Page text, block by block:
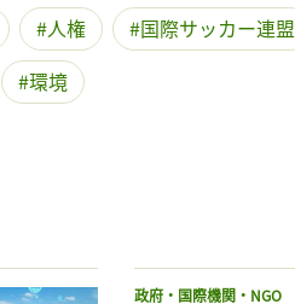
人権 国際サッカー連盟
環境
政府・国際機関・NGO